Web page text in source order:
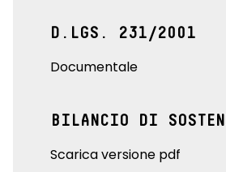
D.LGS. 231/2001
Documentale
BILANCIO DI
Scarica versione pdf